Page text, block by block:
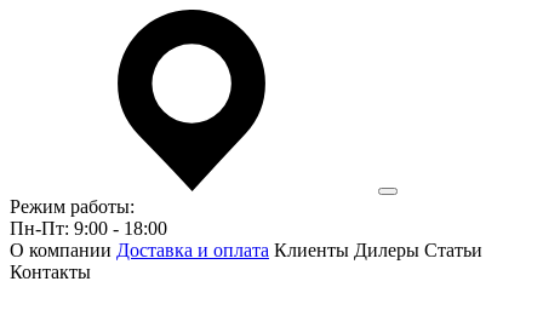
Режим работы:
Пн-Пт: 9:00 - 18:00
О компании Доставка и оплата Клиенты Дилеры Статьи
Контакты